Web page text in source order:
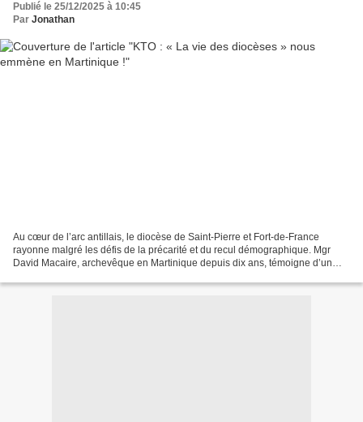
Publié le 25/12/2025 à 10:45
Par Jonathan
Au cœur de l’arc antillais, le diocèse de Saint-Pierre et Fort-de-France
rayonne malgré les défis de la précarité et du recul démographique. Mgr
David Macaire, archevêque en Martinique depuis dix ans, témoigne d’un